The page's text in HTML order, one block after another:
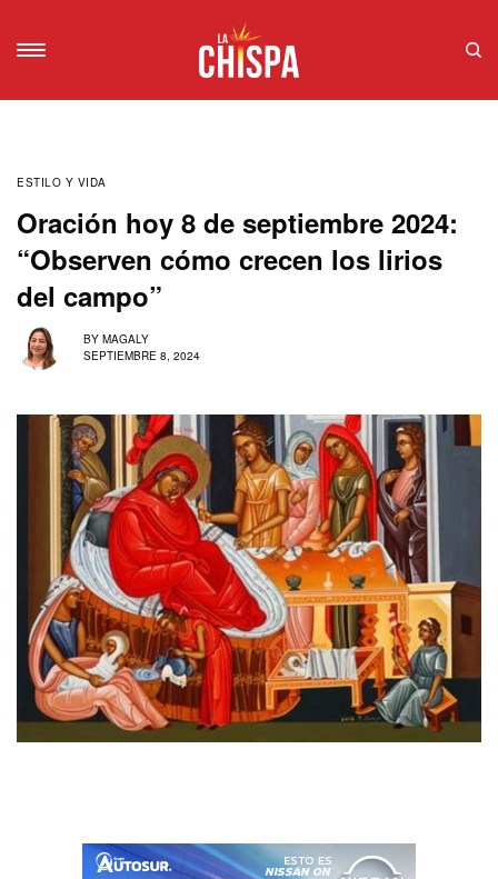
ESTILO Y VIDA
Oración hoy 8 de septiembre 2024:
“Observen cómo crecen los lirios
del campo”
BY MAGALY
SEPTIEMBRE 8, 2024